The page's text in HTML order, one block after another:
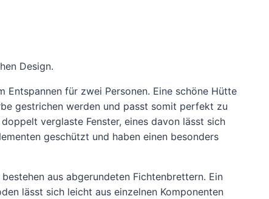
Design.
für zwei Personen. Eine schöne Hütte
gestrichen werden und passt somit perfekt zu
verglaste Fenster, eines davon lässt sich
geschützt und haben einen besonders
aus abgerundeten Fichtenbrettern. Ein
lässt sich leicht aus einzelnen Komponenten